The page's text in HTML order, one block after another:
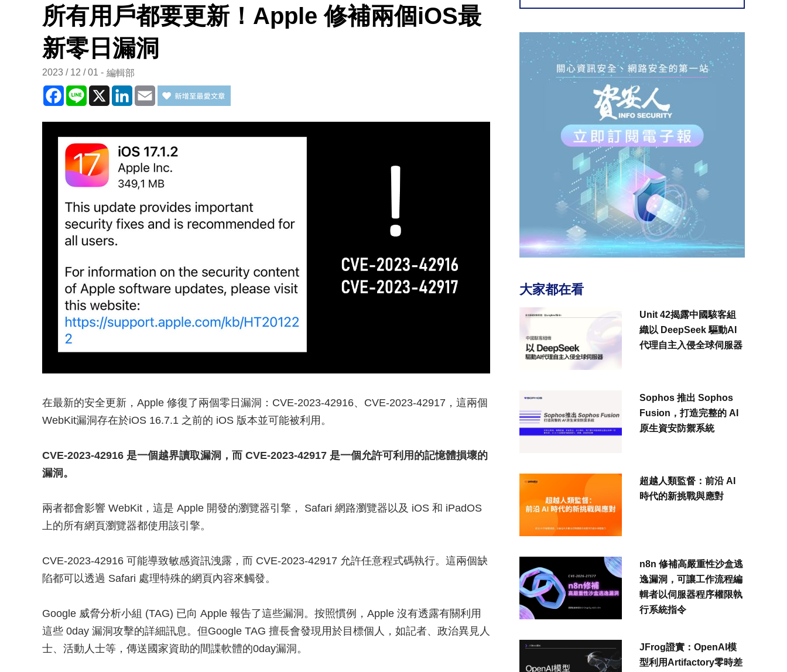
所有用戶都要更新！Apple 修補兩個iOS最
新零日漏洞
2023 / 12 / 01 編輯部
Facebook
Line X LinkedInEmail
在最新的安全更新，Apple 修復了兩個零日漏洞：CVE-2023-42916、CVE-2023-42917，這兩個
WebKit漏洞存在於iOS 16.7.1 之前的 iOS 版本並可能被利用。
CVE-2023-42916 是一個越界讀取漏洞，而 CVE-2023-42917 是一個允許可利用的記憶體損壞的
漏洞。
兩者都會影響 WebKit，這是 Apple 開發的瀏覽器引擎， Safari 網路瀏覽器以及 iOS 和 iPadOS
上的所有網頁瀏覽器都使用該引擎。
CVE-2023-42916 可能導致敏感資訊洩露，而 CVE-2023-42917 允許任意程式碼執行。這兩個缺
陷都可以透過 Safari 處理特殊的網頁內容來觸發。
Google 威脅分析小組 (TAG) 已向 Apple 報告了這些漏洞。按照慣例，Apple 沒有透露有關利用
這些 0day 漏洞攻擊的詳細訊息。但Google TAG 擅長會發現用於目標個人，如記者、政治異見人
士、活動人士等，傳送國家資助的間諜軟體的0day漏洞。
大家都在看
Unit 42揭露中國駭客組
織以 DeepSeek 驅動AI
代理自主入侵全球伺服器
Sophos 推出 Sophos
Fusion，打造完整的 AI
原生資安防禦系統
超越人類監督：前沿 AI
時代的新挑戰與應對
n8n 修補高嚴重性沙盒逃
逸漏洞，可讓工作流程編
輯者以伺服器程序權限執
行系統指令
JFrog證實：OpenAI模
型利用Artifactory零時差